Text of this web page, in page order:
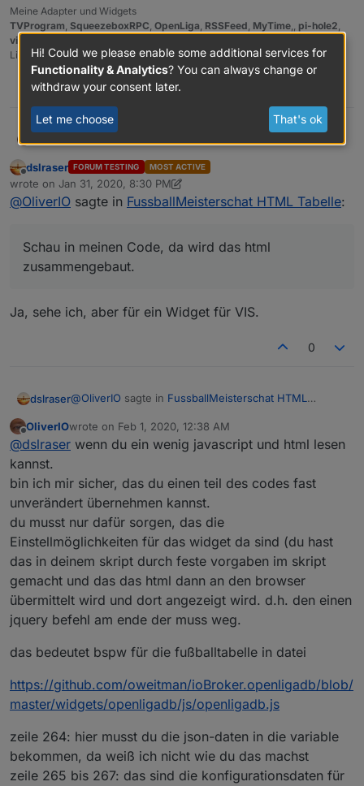
Meine Adapter und Widgets
TVProgram, SqueezeboxRPC, OpenLiga, RSSFeed, MyTime,, pi-hole2,
vis-json-template
Links imProfil
Überall javascript
Schau in meinen Code, da wird das html
zusammengebaut.
Offline
dslraser FORUM TESTING MOST ACTIVE
wrote on Jan 31, 2020, 8:30 PM
last edited by dslraserJan 31, 2020, 9:32 PM
@OliverIO sagte in FussballMeisterschat HTML Tabelle:
Schau in meinen Code, da wird das html
zusammengebaut.
Ja, sehe ich, aber für ein Widget für VIS.
0
dslraser@OliverIO sagte in FussballMeisterschat HTML
Schau in meinen Code, da wird das html
Offline
OliverIOwrote on Feb 1, 2020, 12:38 AM
last edited by
@dslraser wenn du ein wenig javascript und html lesen
kannst.
bin ich mir sicher, das du einen teil des codes fast
unverändert übernehmen kannst.
du musst nur dafür sorgen, das die
Einstellmöglichkeiten für das widget da sind (du hast
das in deinem skript durch feste vorgaben im skript
gemacht und das das html dann an den browser
übermittelt wird und dort angezeigt wird. d.h. den einen
jquery befehl am ende der muss weg.
das bedeutet bspw für die fußballtabelle in datei
https://github.com/oweitman/ioBroker.openligadb/blob/
master/widgets/openligadb/js/openligadb.js
zeile 264: hier musst du die json-daten in die variable
bekommen, da weiß ich nicht wie du das machst
zeile 265 bis 267: das sind die konfigurationsdaten für
Hi! Could we please enable some additional services for
Functionality & Analytics? You can always change or
withdraw your consent later.
Let me choose That's ok